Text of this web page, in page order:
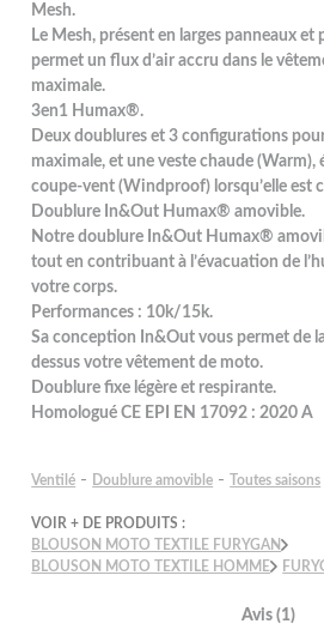
Mesh.
Le Mesh, présent en larges panneaux
permet un flux d’air accru dans le
maximale.
3en1 Humax®.
Deux doublures et 3 configurations
maximale, et une veste chaude
coupe-vent (Windproof) lorsqu’elle est
Doublure In&Out Humax® amovible.
Notre doublure In&Out Humax®
tout en contribuant à l’évacuation de
votre corps.
Performances : 10k/15k.
Sa conception In&Out vous permet de
dessus votre vêtement de moto.
Doublure fixe légère et respirante.
Homologué CE EPI EN 17092 : 2020 A
Ventilé - Doublure amovible - Toutes saisons
VOIR + DE PRODUITS :
BLOUSON MOTO TEXTILE FURYGAN
BLOUSON MOTO TEXTILE HOMME
Avis (1)